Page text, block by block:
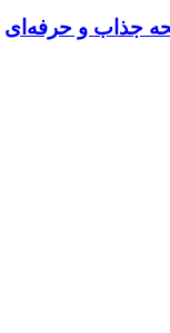
جذاب و حرفه‌ای